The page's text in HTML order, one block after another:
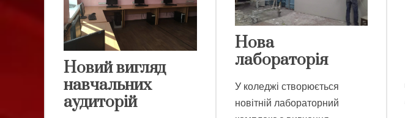
Новий вигляд
навчальних
аудиторій
Нова
лабораторія
У коледжі створюється
новітній лабораторний